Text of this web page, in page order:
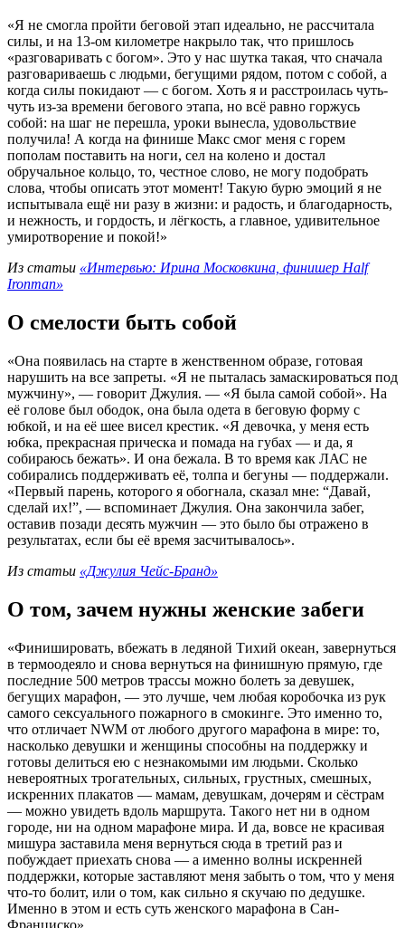
«Я не смогла пройти беговой этап идеально, не рассчитала
силы, и на 13-ом километре накрыло так, что пришлось
«разговаривать с богом». Это у нас шутка такая, что сначала
разговариваешь с людьми, бегущими рядом, потом с собой, а
когда силы покидают — с богом. Хоть я и расстроилась чуть-
чуть из-за времени бегового этапа, но всё равно горжусь
собой: на шаг не перешла, уроки вынесла, удовольствие
получила! А когда на финише Макс смог меня с горем
пополам поставить на ноги, сел на колено и достал
обручальное кольцо, то, честное слово, не могу подобрать
слова, чтобы описать этот момент! Такую бурю эмоций я не
испытывала ещё ни разу в жизни: и радость, и благодарность,
и нежность, и гордость, и лёгкость, а главное, удивительное
умиротворение и покой!»
Из статьи «Интервью: Ирина Московкина, финишер Half
Ironman»
О смелости быть собой
«Она появилась на старте в женственном образе, готовая
нарушить на все запреты. «Я не пыталась замаскироваться под
мужчину», — говорит Джулия. — «Я была самой собой». На
её голове был ободок, она была одета в беговую форму с
юбкой, и на её шее висел крестик. «Я девочка, у меня есть
юбка, прекрасная прическа и помада на губах — и да, я
собираюсь бежать». И она бежала. В то время как ЛАС не
собирались поддерживать её, толпа и бегуны — поддержали.
«Первый парень, которого я обогнала, сказал мне: “Давай,
сделай их!”, — вспоминает Джулия. Она закончила забег,
оставив позади десять мужчин — это было бы отражено в
результатах, если бы её время засчитывалось».
Из статьи «Джулия Чейс-Бранд»
О том, зачем нужны женские забеги
«Финишировать, вбежать в ледяной Тихий океан, завернуться
в термоодеяло и снова вернуться на финишную прямую, где
последние 500 метров трассы можно болеть за девушек,
бегущих марафон, — это лучше, чем любая коробочка из рук
самого сексуального пожарного в смокинге. Это именно то,
что отличает NWM от любого другого марафона в мире: то,
насколько девушки и женщины способны на поддержку и
готовы делиться ею с незнакомыми им людьми. Сколько
невероятных трогательных, сильных, грустных, смешных,
искренних плакатов — мамам, девушкам, дочерям и сёстрам
— можно увидеть вдоль маршрута. Такого нет ни в одном
городе, ни на одном марафоне мира. И да, вовсе не красивая
мишура заставила меня вернуться сюда в третий раз и
побуждает приехать снова — а именно волны искренней
поддержки, которые заставляют меня забыть о том, что у меня
что-то болит, или о том, как сильно я скучаю по дедушке.
Именно в этом и есть суть женского марафона в Сан-
Франциско».